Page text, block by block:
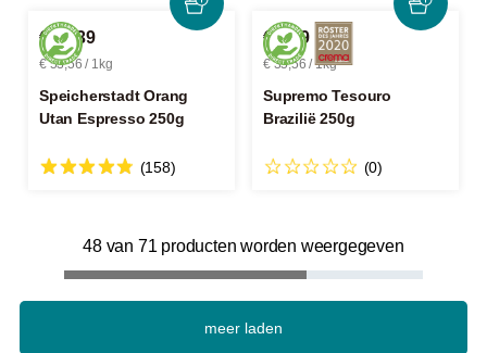
€ 13,39
€ 53,56 / 1kg
Speicherstadt Orang
Utan Espresso 250g
(158)
€ 8,89
€ 35,56 / 1kg
Supremo Tesouro
Brazilië 250g
(0)
48 van 71 producten worden weergegeven
meer laden